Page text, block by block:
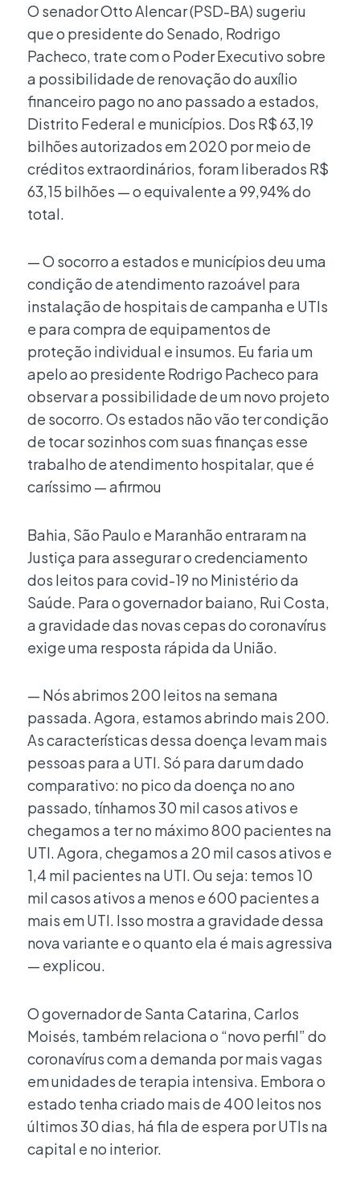
O senador Otto Alencar (PSD-BA) sugeriu
que o presidente do Senado, Rodrigo
Pacheco, trate com o Poder Executivo sobre
a possibilidade de renovação do auxílio
financeiro pago no ano passado a estados,
Distrito Federal e municípios. Dos R$ 63,19
bilhões autorizados em 2020 por meio de
créditos extraordinários, foram liberados R$
63,15 bilhões — o equivalente a 99,94% do
total.
— O socorro a estados e municípios deu uma
condição de atendimento razoável para
instalação de hospitais de campanha e UTIs
e para compra de equipamentos de
proteção individual e insumos. Eu faria um
apelo ao presidente Rodrigo Pacheco para
observar a possibilidade de um novo projeto
de socorro. Os estados não vão ter condição
de tocar sozinhos com suas finanças esse
trabalho de atendimento hospitalar, que é
caríssimo — afirmou
Bahia, São Paulo e Maranhão entraram na
Justiça para assegurar o credenciamento
dos leitos para covid-19 no Ministério da
Saúde. Para o governador baiano, Rui Costa,
a gravidade das novas cepas do coronavírus
exige uma resposta rápida da União.
— Nós abrimos 200 leitos na semana
passada. Agora, estamos abrindo mais 200.
As características dessa doença levam mais
pessoas para a UTI. Só para dar um dado
comparativo: no pico da doença no ano
passado, tínhamos 30 mil casos ativos e
chegamos a ter no máximo 800 pacientes na
UTI. Agora, chegamos a 20 mil casos ativos e
1,4 mil pacientes na UTI. Ou seja: temos 10
mil casos ativos a menos e 600 pacientes a
mais em UTI. Isso mostra a gravidade dessa
nova variante e o quanto ela é mais agressiva
— explicou.
O governador de Santa Catarina, Carlos
Moisés, também relaciona o “novo perfil” do
coronavírus com a demanda por mais vagas
em unidades de terapia intensiva. Embora o
estado tenha criado mais de 400 leitos nos
últimos 30 dias, há fila de espera por UTIs na
capital e no interior.